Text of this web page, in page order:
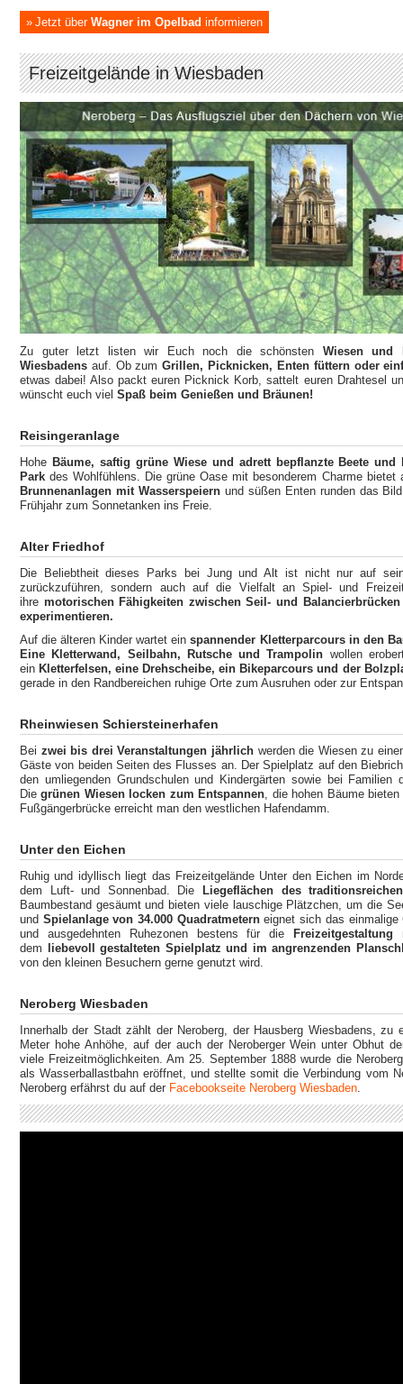
Jetzt über Wagner im Opelbad informieren
Freizeitgelände in Wiesbaden
Zu guter letzt listen wir Euch noch die schönsten Wiesen und
Wiesbadens auf. Ob zum Grillen, Picknicken, Enten füttern oder
etwas dabei! Also packt euren Picknick Korb, sattelt euren Drahtesel
wünscht euch viel Spaß beim Genießen und Bräunen!
Reisingeranlage
Hohe Bäume, saftig grüne Wiese und adrett bepflanzte Beete
Park des Wohlfühlens. Die grüne Oase mit besonderem Charme
Brunnenanlagen mit Wasserspeiernund süßen Enten runden das
Frühjahr zum Sonnetanken ins Freie.
Alter Friedhof
Die Beliebtheit dieses Parks bei Jung und Alt ist nicht nur auf
zurückzuführen, sondern auch auf die Vielfalt an Spiel- und
ihre motorischen Fähigkeiten zwischen Seil- und
experimentieren.
Auf die älteren Kinder wartet einspannender Kletterparcours in den
Eine Kletterwand, Seilbahn, Rutsche und Trampolin wollen
ein Kletterfelsen, eine Drehscheibe, ein Bikeparcours und der
gerade in den Randbereichen ruhige Orte zum Ausruhen oder zur
Rheinwiesen Schiersteinerhafen
Bei zwei bis drei Veranstaltungen jährlich werden die Wiesen zu
Gäste von beiden Seiten des Flusses an. Der Spielplatz auf den
den umliegenden Grundschulen und Kindergärten sowie bei Familien
Diegrünen Wiesen locken zum Entspannen , die hohen Bäume
Fußgängerbrücke erreicht man den westlichen Hafendamm.
Unter den Eichen
Ruhig und idyllisch liegt das Freizeitgelände Unter den Eichen im
dem Luft- und Sonnenbad. Die Liegeflächen des
Baumbestand gesäumt und bieten viele lauschige Plätzchen, um die
und Spielanlage von 34.000 Quadratmeterneignet sich das einmalige
und ausgedehnten Ruhezonen bestens für die
dem
liebevoll gestalteten Spielplatz und im angrenzenden
von den kleinen Besuchern gerne genutzt wird.
Neroberg Wiesbaden
Innerhalb der Stadt zählt der Neroberg, der Hausberg Wiesbadens,
Meter hohe Anhöhe, auf der auch der Neroberger Wein unter Obhut
viele Freizeitmöglichkeiten. Am 25. September 1888 wurde die
als Wasserballastbahn eröffnet, und stellte somit die Verbindung vom
Neroberg erfährst du auf der Facebookseite Neroberg Wiesbaden